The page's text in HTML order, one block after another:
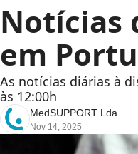
Notícias
em
As notícias diárias à
às 12:00h
MedSUPPORT Lda
Nov 14, 2025